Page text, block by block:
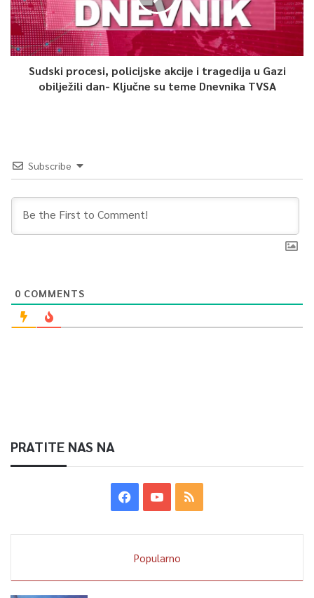
Sudski procesi, policijske akcije i tragedija u Gazi
obilježili dan- Ključne su teme Dnevnika TVSA
Subscribe
0 COMMENTS
PRATITE NAS NA
Popularno